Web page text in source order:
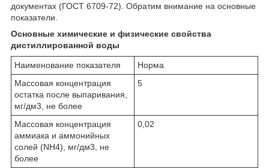
документах (ГОСТ 6709-72). Обратим внимание на основные
показатели.
Основные химические и физические свойства
дистиллированной воды
Наименование показателя
Норма
Массовая концентрация
остатка после выпаривания,
мг/дм3 , не более
5
Массовая концентрация
аммиака и аммонийных
солей (NH4), мг/дм3 , не
более
0,02